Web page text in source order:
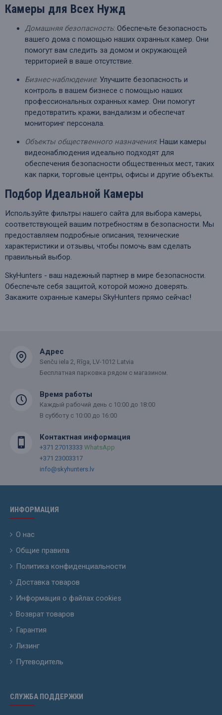
Камеры для Всех Нужд
Домашняя безопасность: Обеспечьте безопасность
вашего дома с помощью наших охранных камер. Они
помогут вам следить за домом и окружающей
территорией в ваше отсутствие.
Бизнес-наблюдение: Улучшите безопасность и
контроль в вашем бизнесе с помощью наших
профессиональных охранных камер. Они помогут
предотвратить кражи, вандализм и обеспечат
мониторинг персонала.
Объекты общественного назначения: Наши камеры
видеонаблюдения идеально подходят для
обеспечения безопасности общественных мест, таких
как парки, торговые центры, офисы и другие объекты.
Подбор Идеальной Камеры
Используйте фильтры нашего сайта для выбора камеры,
соответствующей вашим потребностям в безопасности. Мы
предоставляем подробные описания, технические
характеристики и отзывы, чтобы помочь вам сделать
правильный выбор.
SkyHunters - ваш надежный партнер в мире безопасности.
Обеспечьте себя защитой, которой можно доверять.
Закажите охранные камеры SkyHunters прямо сейчас!
Адрес
Senču iela 2, Rīga, LV-1012 Latvia
Бесплатная парковка рядом с магазином.
Время работы
Каждый рабочий день с 10:00 до 18:00
В субботу с 10:00 до 16:00
Контактная информация
+371 27013333 WhatsApp
+371 23003317
info@skyhunters.lv
ИНФОРМАЦИЯ
О нас
Общие правила
Политика конфиденциальности
Доставка товаров
Информация о файлах cookies
Возврат товаров
Гарантия
Лизинг
Путеводитель
СЛУЖБА ПОДДЕРЖКИ